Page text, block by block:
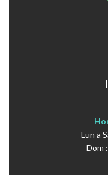
Lun a
Dom